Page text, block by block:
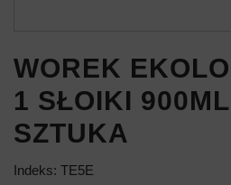
WOREK
1 SŁOIKI
SZTUKA
Indeks: TE5E